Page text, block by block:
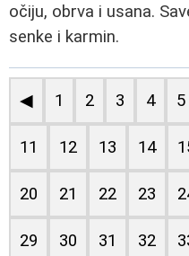
očiju, obrva i usana.
senke i karmin.
◀ 1 2 3 4 5
11 12 13 14
20 21 22 23
29 30 31 32